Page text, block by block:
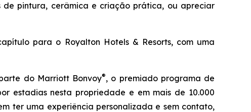
de pintura, cerâmica e criação prática, ou apreciar
para o Royalton Hotels & Resorts, com uma
do Marriott Bonvoy®, o premiado programa de
estadias nesta propriedade e em mais de 10.000
ter uma experiência personalizada e sem contato,